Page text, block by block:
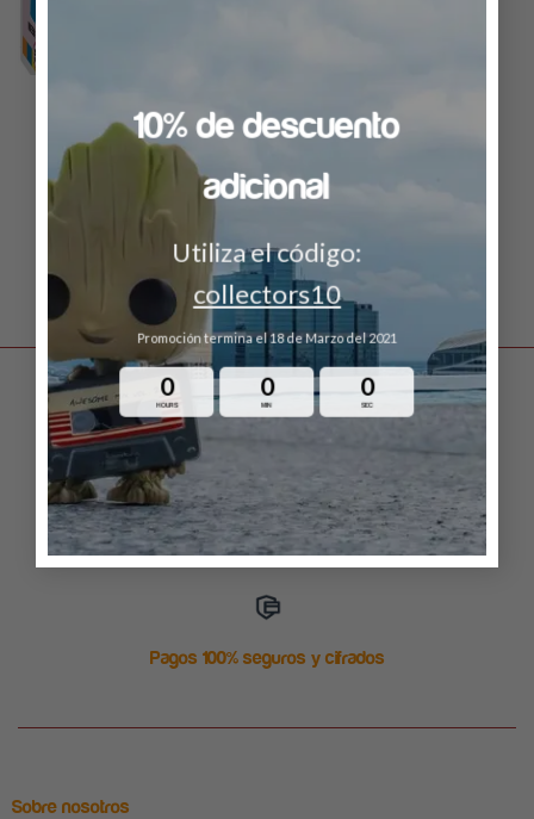
10% de descuento
adicional
Utiliza el código:
collectors10
Promoción termina el 18 de Marzo del 2021
0
HOURS
0
MIN
0
SEC
POP VINYL: CANDYLAND-
QUEEN FROSTINE
319.00
Envío gratuito en ordenes arriba de $999
Estamos disponibles 24/7
Pagos 100% seguros y cifrados
Sobre nosotros